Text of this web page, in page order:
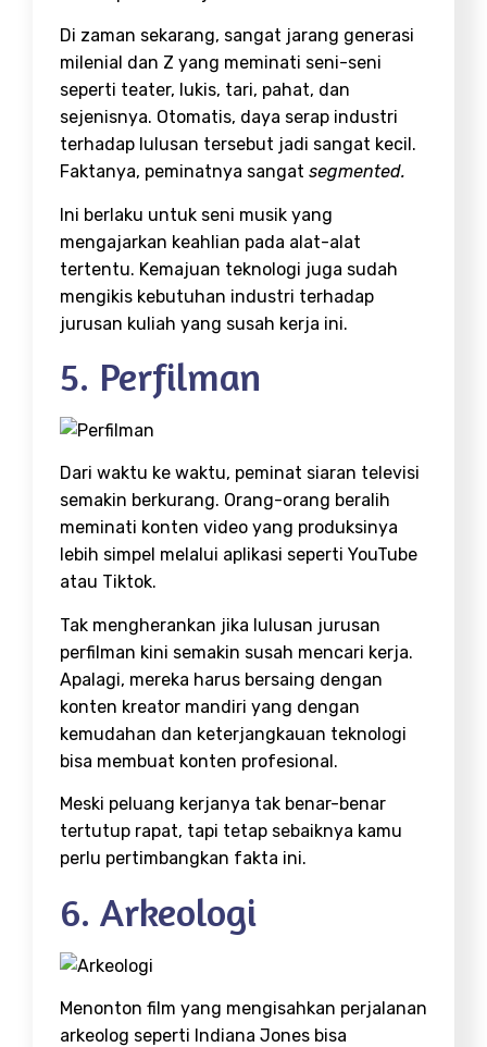
Di zaman sekarang, sangat jarang generasi
milenial dan Z yang meminati seni-seni
seperti teater, lukis, tari, pahat, dan
sejenisnya. Otomatis, daya serap industri
terhadap lulusan tersebut jadi sangat kecil.
Faktanya, peminatnya sangat segmented.
Ini berlaku untuk seni musik yang
mengajarkan keahlian pada alat-alat
tertentu. Kemajuan teknologi juga sudah
mengikis kebutuhan industri terhadap
jurusan kuliah yang susah kerja ini.
5. Perfilman
Dari waktu ke waktu, peminat siaran televisi
semakin berkurang. Orang-orang beralih
meminati konten video yang produksinya
lebih simpel melalui aplikasi seperti YouTube
atau Tiktok.
Tak mengherankan jika lulusan jurusan
perfilman kini semakin susah mencari kerja.
Apalagi, mereka harus bersaing dengan
konten kreator mandiri yang dengan
kemudahan dan keterjangkauan teknologi
bisa membuat konten profesional.
Meski peluang kerjanya tak benar-benar
tertutup rapat, tapi tetap sebaiknya kamu
perlu pertimbangkan fakta ini.
6. Arkeologi
Menonton film yang mengisahkan perjalanan
arkeolog seperti Indiana Jones bisa